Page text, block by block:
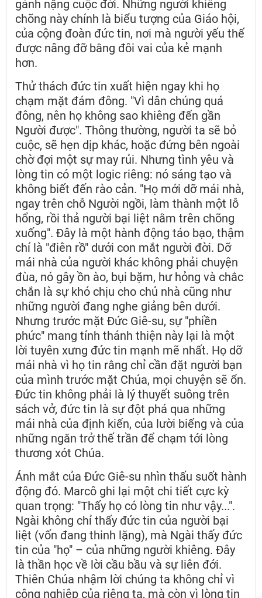
gánh nặng cuộc đời. Những người khiêng
chõng này chính là biểu tượng của Giáo hội,
của cộng đoàn đức tin, nơi mà người yếu thế
được nâng đỡ bằng đôi vai của kẻ mạnh
hơn.
Thử thách đức tin xuất hiện ngay khi họ
chạm mặt đám đông. "Vì dân chúng quá
đông, nên họ không sao khiêng đến gần
Người được". Thông thường, người ta sẽ bỏ
cuộc, sẽ hẹn dịp khác, hoặc đứng bên ngoài
chờ đợi một sự may rủi. Nhưng tình yêu và
lòng tin có một logic riêng: nó sáng tạo và
không biết đến rào cản. "Họ mới dỡ mái nhà,
ngay trên chỗ Người ngồi, làm thành một lỗ
hổng, rồi thả người bại liệt nằm trên chõng
xuống". Đây là một hành động táo bạo, thậm
chí là "điên rồ" dưới con mắt người đời. Dỡ
mái nhà của người khác không phải chuyện
đùa, nó gây ồn ào, bụi bặm, hư hỏng và chắc
chắn là sự khó chịu cho chủ nhà cũng như
những người đang nghe giảng bên dưới.
Nhưng trước mặt Đức Giê-su, sự "phiền
phức" mang tính thánh thiện này lại là một
lời tuyên xưng đức tin mạnh mẽ nhất. Họ dỡ
mái nhà vì họ tin rằng chỉ cần đặt người bạn
của mình trước mặt Chúa, mọi chuyện sẽ ổn.
Đức tin không phải là lý thuyết suông trên
sách vở, đức tin là sự đột phá qua những
mái nhà của định kiến, của lười biếng và của
những ngăn trở thế trần để chạm tới lòng
thương xót Chúa.
Ánh mắt của Đức Giê-su nhìn thấu suốt hành
động đó. Marcô ghi lại một chi tiết cực kỳ
quan trọng: "Thấy họ có lòng tin như vậy...".
Ngài không chỉ thấy đức tin của người bại
liệt (vốn đang thinh lặng), mà Ngài thấy đức
tin của "họ" – của những người khiêng. Đây
là thần học về lời cầu bầu và sự liên đới.
Thiên Chúa nhậm lời chúng ta không chỉ vì
công nghiệp của riêng ta, mà còn vì lòng tin